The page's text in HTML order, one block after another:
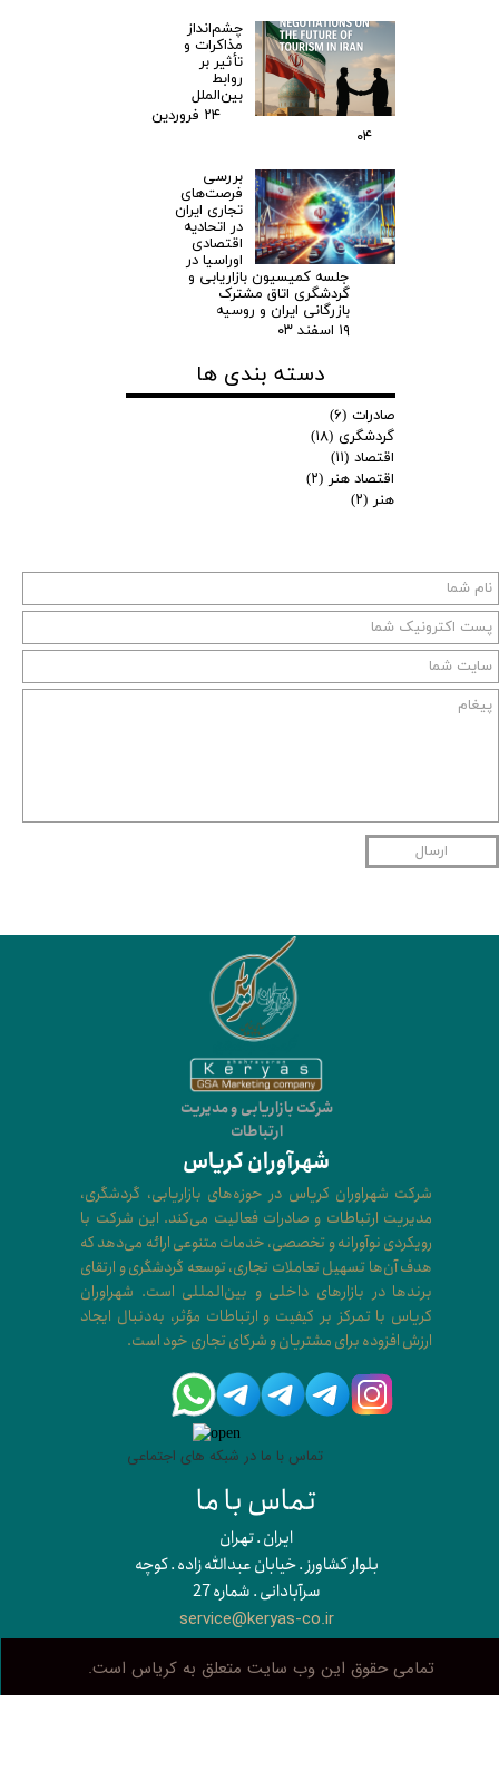
ارسال
چشم‌انداز
مذاکرات و
تأثیر بر
روابط
بین‌الملل
۲۴ فروردین
۰۴
بررسی
فرصت‌های
تجاری ایران
در اتحادیه
اقتصادی
اوراسیا در
جلسه کمیسیون بازاریابی و
گردشگری اتاق مشترک
بازرگانی ایران و روسیه
۱۹ اسفند ۰۳
دسته بندی ها
صادرات (۶)
گردشگری (۱۸)
اقتصاد (۱۱)
اقتصاد هنر (۲)
هنر (۲)
تماس با ما در شبکه های اجتماعی
تمامی حقوق این وب سایت متعلق به کریاس است.
شرکت شهراوران کریاس در حوزه‌های بازاریابی، گردشگری،
مدیریت ارتباطات و صادرات فعالیت می‌کند. این شرکت با
رویکردی نوآورانه و تخصصی، خدمات متنوعی ارائه می‌دهد که
هدف آن‌ها تسهیل تعاملات تجاری، توسعه گردشگری و ارتقای
برندها در بازارهای داخلی و بین‌المللی است. شهراوران
کریاس با تمرکز بر کیفیت و ارتباطات مؤثر، به‌دنبال ایجاد
ارزش افزوده برای مشتریان و شرکای تجاری خود است.​​​​​​​
شهرآوران کریاس
شرکت بازاریابی و مدیریت
ارتباطات
تماس با ما
​​ایران . تهران
بلوار کشاورز . خیابان عبدالله زاده . کوچه
سرآبادانی . شماره 27
service@keryas-co.ir